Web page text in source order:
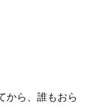
から、誰もおら